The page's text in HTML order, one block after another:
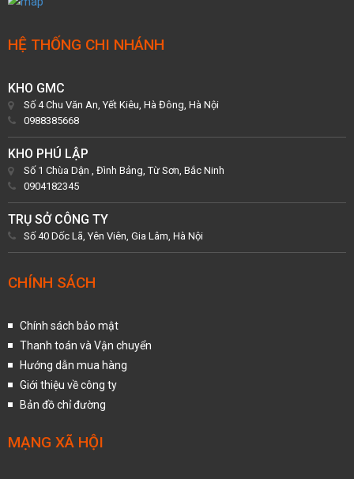
HỆ THỐNG CHI NHÁNH
KHO GMC
Số 4 Chu Văn An, Yết Kiêu, Hà Đông, Hà Nội
0988385668
KHO PHÚ LẬP
Số 1 Chùa Dận , Đình Bảng, Từ Sơn, Bắc Ninh
0904182345
TRỤ SỞ CÔNG TY
Số 40 Dốc Lã, Yên Viên, Gia Lâm, Hà Nội
CHÍNH SÁCH
Chính sách bảo mật
Thanh toán và Vận chuyển
Hướng dẫn mua hàng
Giới thiệu về công ty
Bản đồ chỉ đường
MẠNG XÃ HỘI